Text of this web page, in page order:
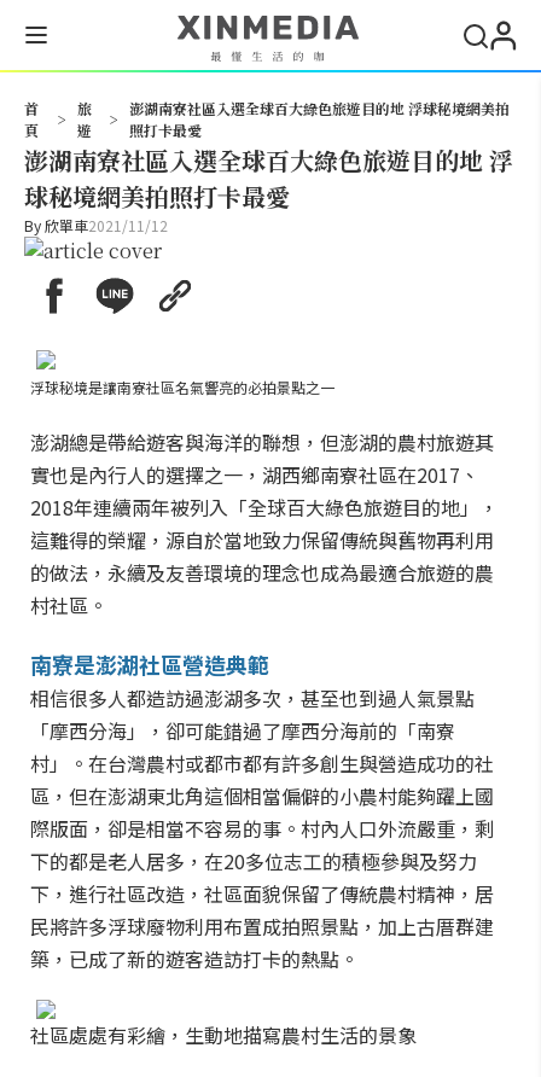
首
頁
>
旅
遊
>
澎湖南寮社區入選全球百大綠色旅遊目的地 浮球秘境網美拍
照打卡最愛
澎湖南寮社區入選全球百大綠色旅遊目的地 浮
球秘境網美拍照打卡最愛
By欣單車2021/11/12
浮球秘境是讓南寮社區名氣響亮的必拍景點之一
澎湖總是帶給遊客與海洋的聯想，但澎湖的農村旅遊其
實也是內行人的選擇之一，湖西鄉南寮社區在2017、
2018年連續兩年被列入「全球百大綠色旅遊目的地」，
這難得的榮耀，源自於當地致力保留傳統與舊物再利用
的做法，永續及友善環境的理念也成為最適合旅遊的農
村社區。
南寮是澎湖社區營造典範
相信很多人都造訪過澎湖多次，甚至也到過人氣景點
「摩西分海」，卻可能錯過了摩西分海前的「南寮
村」。在台灣農村或都市都有許多創生與營造成功的社
區，但在澎湖東北角這個相當偏僻的小農村能夠躍上國
際版面，卻是相當不容易的事。村內人口外流嚴重，剩
下的都是老人居多，在20多位志工的積極參與及努力
下，進行社區改造，社區面貌保留了傳統農村精神，居
民將許多浮球廢物利用布置成拍照景點，加上古厝群建
築，已成了新的遊客造訪打卡的熱點。
社區處處有彩繪，生動地描寫農村生活的景象